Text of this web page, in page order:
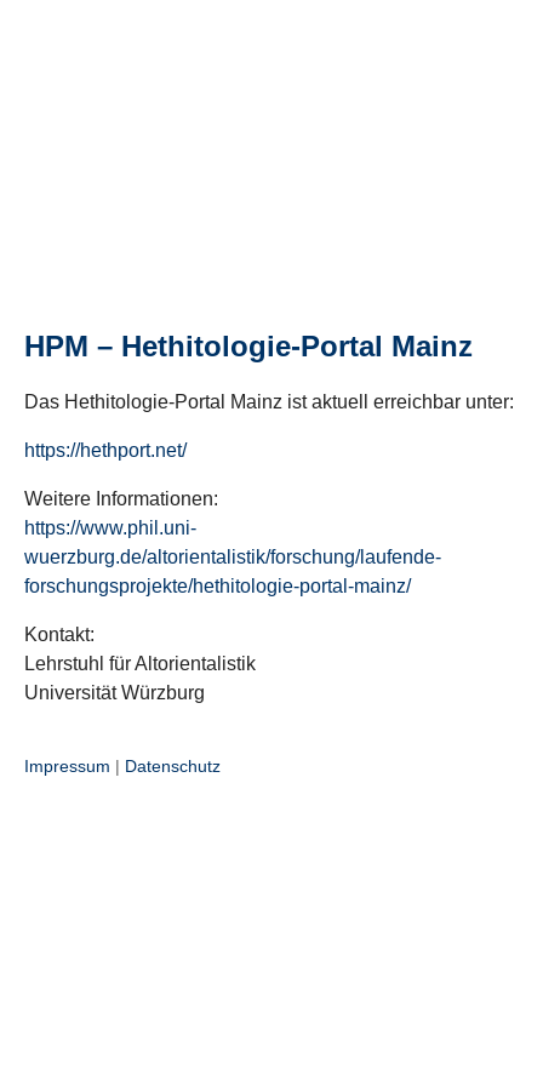
HPM – Hethitologie-Portal Mainz
Das Hethitologie-Portal Mainz ist aktuell erreichbar unter:
https://hethport.net/
Weitere Informationen:
https://www.phil.uni-
wuerzburg.de/altorientalistik/forschung/laufende-
forschungsprojekte/hethitologie-portal-mainz/
Kontakt:
Lehrstuhl für Altorientalistik
Universität Würzburg
Impressum | Datenschutz